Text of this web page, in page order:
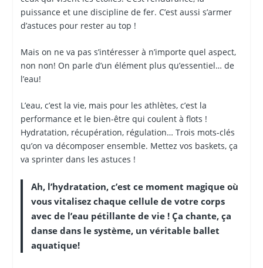
puissance et une discipline de fer. C’est aussi s’armer
d’astuces pour rester au top !
Mais on ne va pas s’intéresser à n’importe quel aspect,
non non! On parle d’un élément plus qu’essentiel… de
l’eau!
L’eau, c’est la vie, mais pour les athlètes, c’est la
performance et le bien-être qui coulent à flots !
Hydratation, récupération, régulation… Trois mots-clés
qu’on va décomposer ensemble. Mettez vos baskets, ça
va sprinter dans les astuces !
Ah, l’hydratation, c’est ce moment magique où
vous vitalisez chaque cellule de votre corps
avec de l’eau pétillante de vie ! Ça chante, ça
danse dans le système, un véritable ballet
aquatique!